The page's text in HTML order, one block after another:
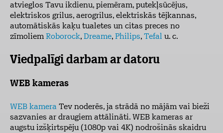
atvieglos Tavu ikdienu, piemēram, putekļsūcējus,
elektriskos grilus, aerogrilus, elektriskās tējkannas,
automātiskās kaķu tualetes un citas preces no
zīmoliem Roborock, Dreame, Philips, Tefal u. c.
Viedpalīgi darbam ar datoru
WEB kameras
WEB kamera Tev noderēs, ja strādā no mājām vai bieži
sazvanies ar draugiem attālināti. WEB kameras ar
augstu izšķirtspēju (1080p vai 4K) nodrošinās skaidru